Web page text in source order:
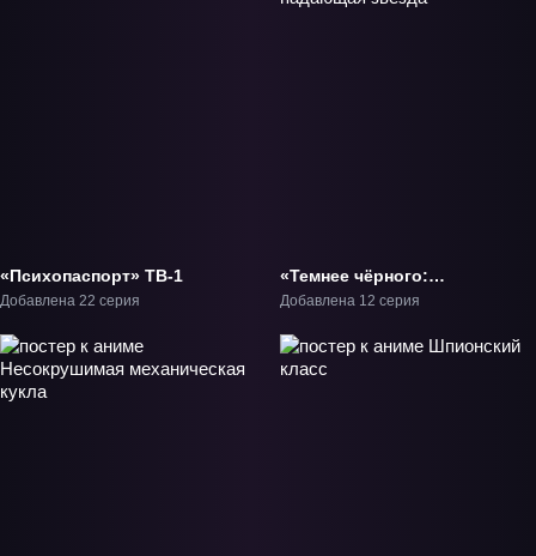
«Психопаспорт» ТВ-1
Добавлена 22 серия
«Темнее чёрного:
Близнецы и падающая
Добавлена 12 серия